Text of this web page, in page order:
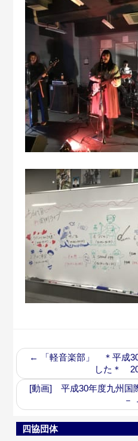
←
「軽音楽部」 ＊平成
した＊
[動画] 平成30年度九州国
－
四協団体